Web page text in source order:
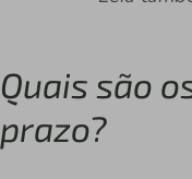
Quais são
prazo?